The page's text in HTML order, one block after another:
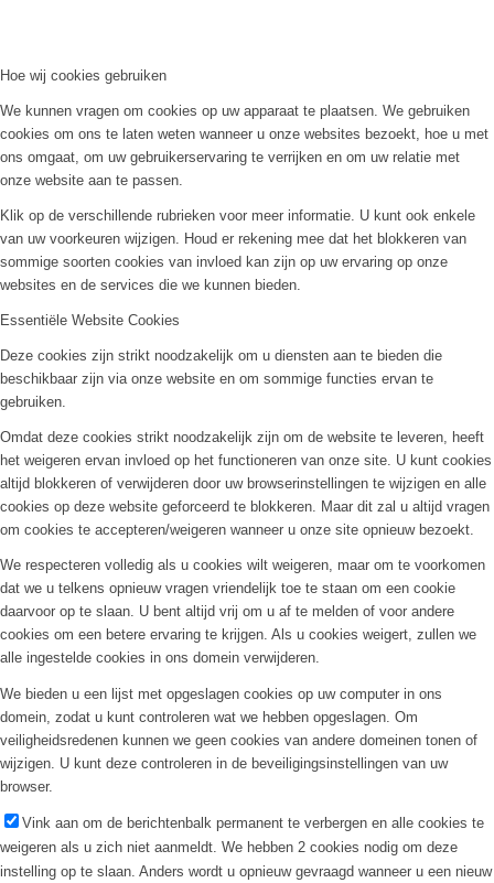
Hoe wij cookies gebruiken
We kunnen vragen om cookies op uw apparaat te plaatsen. We gebruiken
cookies om ons te laten weten wanneer u onze websites bezoekt, hoe u met
ons omgaat, om uw gebruikerservaring te verrijken en om uw relatie met
onze website aan te passen.
Klik op de verschillende rubrieken voor meer informatie. U kunt ook enkele
van uw voorkeuren wijzigen. Houd er rekening mee dat het blokkeren van
sommige soorten cookies van invloed kan zijn op uw ervaring op onze
websites en de services die we kunnen bieden.
Essentiële Website Cookies
Deze cookies zijn strikt noodzakelijk om u diensten aan te bieden die
beschikbaar zijn via onze website en om sommige functies ervan te
gebruiken.
Omdat deze cookies strikt noodzakelijk zijn om de website te leveren, heeft
het weigeren ervan invloed op het functioneren van onze site. U kunt cookies
altijd blokkeren of verwijderen door uw browserinstellingen te wijzigen en alle
cookies op deze website geforceerd te blokkeren. Maar dit zal u altijd vragen
om cookies te accepteren/weigeren wanneer u onze site opnieuw bezoekt.
We respecteren volledig als u cookies wilt weigeren, maar om te voorkomen
dat we u telkens opnieuw vragen vriendelijk toe te staan om een cookie
daarvoor op te slaan. U bent altijd vrij om u af te melden of voor andere
cookies om een betere ervaring te krijgen. Als u cookies weigert, zullen we
alle ingestelde cookies in ons domein verwijderen.
We bieden u een lijst met opgeslagen cookies op uw computer in ons
domein, zodat u kunt controleren wat we hebben opgeslagen. Om
veiligheidsredenen kunnen we geen cookies van andere domeinen tonen of
wijzigen. U kunt deze controleren in de beveiligingsinstellingen van uw
browser.
Vink aan om de berichtenbalk permanent te verbergen en alle cookies te
weigeren als u zich niet aanmeldt. We hebben 2 cookies nodig om deze
instelling op te slaan. Anders wordt u opnieuw gevraagd wanneer u een nieuw